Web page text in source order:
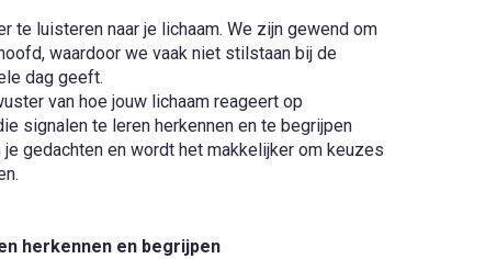
te luisteren naar je lichaam. We zijn gewend om
waardoor we vaak niet stilstaan bij de
dag geeft.
van hoe jouw lichaam reageert op
signalen te leren herkennen en te begrijpen
gedachten en wordt het makkelijker om keuzes
herkennen en begrijpen